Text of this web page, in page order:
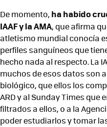
De momento, ha habido
IAAF y la AMA, que afirma
atletismo mundial conocía
perfiles sanguíneos que
hecho nada al respecto. La
muchos de esos datos son
biológico, que ellos los
ARD y al Sunday Times que
filtrados a ellos, o a la
poder estudiarlos y tomar